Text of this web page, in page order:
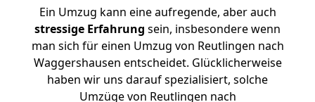
Ein Umzug kann eine aufregende, aber auch
stressige Erfahrung sein, insbesondere wenn
man sich für einen Umzug von Reutlingen nach
Waggershausen entscheidet. Glücklicherweise
haben wir uns darauf spezialisiert, solche
Umzüge von Reutlingen nach